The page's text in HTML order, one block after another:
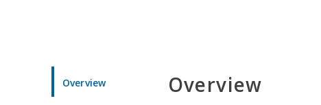
Overview Overview